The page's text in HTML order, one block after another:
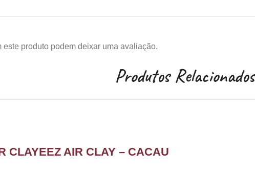
produto podem deixar uma avaliação.
Produtos Relacionados
CLAYEEZ AIR CLAY – CACAU